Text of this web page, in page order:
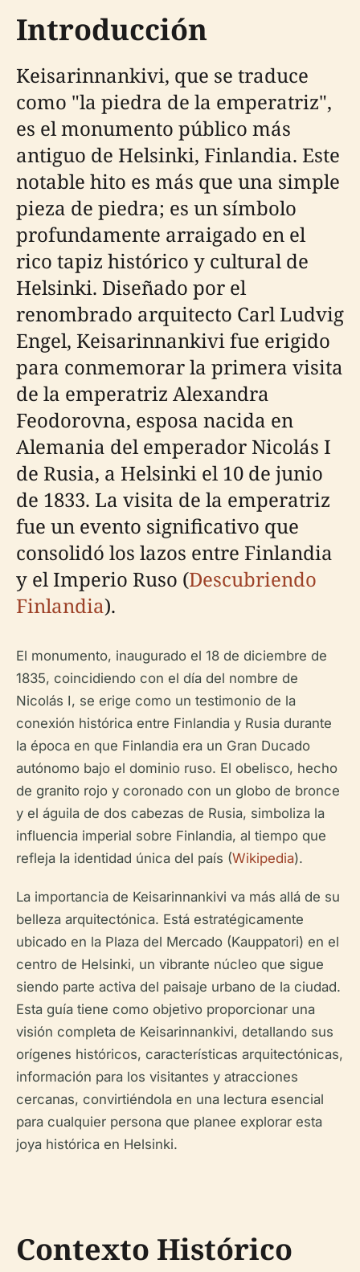
Introducción
Keisarinnankivi, que se traduce
como "la piedra de la emperatriz",
es el monumento público más
antiguo de Helsinki, Finlandia. Este
notable hito es más que una simple
pieza de piedra; es un símbolo
profundamente arraigado en el
rico tapiz histórico y cultural de
Helsinki. Diseñado por el
renombrado arquitecto Carl Ludvig
Engel, Keisarinnankivi fue erigido
para conmemorar la primera visita
de la emperatriz Alexandra
Feodorovna, esposa nacida en
Alemania del emperador Nicolás I
de Rusia, a Helsinki el 10 de junio
de 1833. La visita de la emperatriz
fue un evento significativo que
consolidó los lazos entre Finlandia
y el Imperio Ruso (Descubriendo
Finlandia).
El monumento, inaugurado el 18 de diciembre de
1835, coincidiendo con el día del nombre de
Nicolás I, se erige como un testimonio de la
conexión histórica entre Finlandia y Rusia durante
la época en que Finlandia era un Gran Ducado
autónomo bajo el dominio ruso. El obelisco, hecho
de granito rojo y coronado con un globo de bronce
y el águila de dos cabezas de Rusia, simboliza la
influencia imperial sobre Finlandia, al tiempo que
refleja la identidad única del país (Wikipedia).
La importancia de Keisarinnankivi va más allá de su
belleza arquitectónica. Está estratégicamente
ubicado en la Plaza del Mercado (Kauppatori) en el
centro de Helsinki, un vibrante núcleo que sigue
siendo parte activa del paisaje urbano de la ciudad.
Esta guía tiene como objetivo proporcionar una
visión completa de Keisarinnankivi, detallando sus
orígenes históricos, características arquitectónicas,
información para los visitantes y atracciones
cercanas, convirtiéndola en una lectura esencial
para cualquier persona que planee explorar esta
joya histórica en Helsinki.
Contexto Histórico